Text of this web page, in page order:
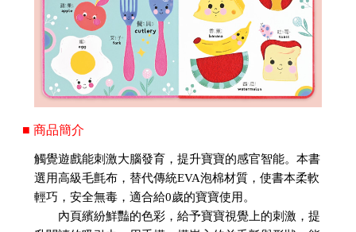
■ 商品簡介
觸覺遊戲能刺激大腦發育，提升寶寶的感官智能。本書
選用高級毛氈布，替代傳統EVA泡棉材質，使書本柔軟
輕巧，安全無毒，適合給0歲的寶寶使用。
內頁繽紛鮮豔的色彩，給予寶寶視覺上的刺激，提